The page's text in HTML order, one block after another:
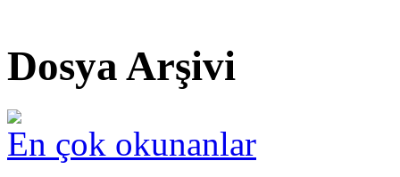
Dosya Arşivi
En çok okunanlar